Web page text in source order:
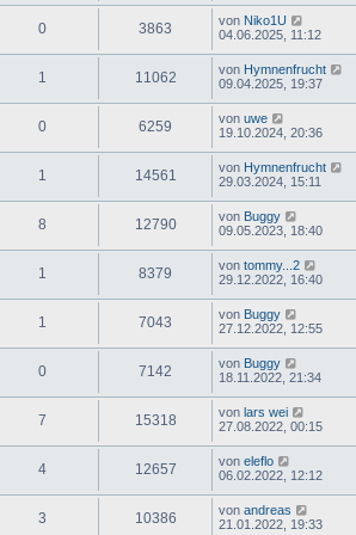
0 3863 von Niko1U
04.06.2025, 11:12
1 11062 von Hymnenfrucht
09.04.2025, 19:37
0 6259 von uwe
19.10.2024, 20:36
1 14561 von Hymnenfrucht
29.03.2024, 15:11
8 12790 von Buggy
09.05.2023, 18:40
1 8379 von tommy...2
29.12.2022, 16:40
1 7043 von Buggy
27.12.2022, 12:55
0 7142 von Buggy
18.11.2022, 21:34
7 15318 von lars wei
27.08.2022, 00:15
4 12657 von eleflo
06.02.2022, 12:12
3 10386 von andreas
21.01.2022, 19:33